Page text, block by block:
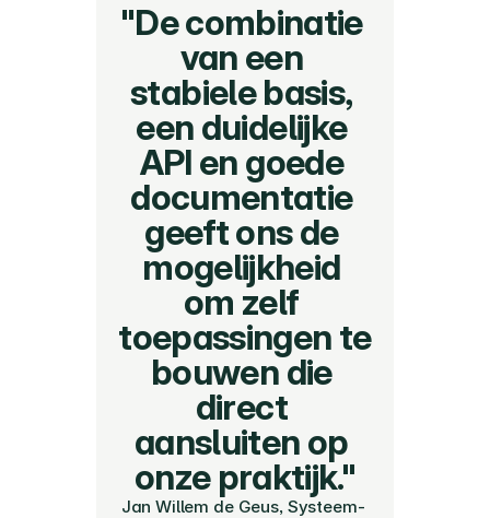
"De combinatie
van een
stabiele basis,
een duidelijke
API en goede
documentatie
geeft ons de
mogelijkheid
om zelf
toepassingen te
bouwen die
direct
aansluiten op
onze praktijk."
Jan Willem de Geus, Systeem-